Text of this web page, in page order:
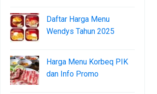
Daftar Harga Menu
Wendys Tahun 2025
Harga Menu Korbeq PIK
dan Info Promo